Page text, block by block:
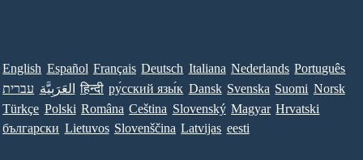
English Español Français Deutsch Italiana Nederlands Português
עברית العَرَبِيَّة हिन्दी ру́сский язы́к Dansk Svenska Suomi Norsk
Türkçe Polski Româna Ceština Slovenský Magyar Hrvatski
български Lietuvos Slovenščina Latvijas eesti